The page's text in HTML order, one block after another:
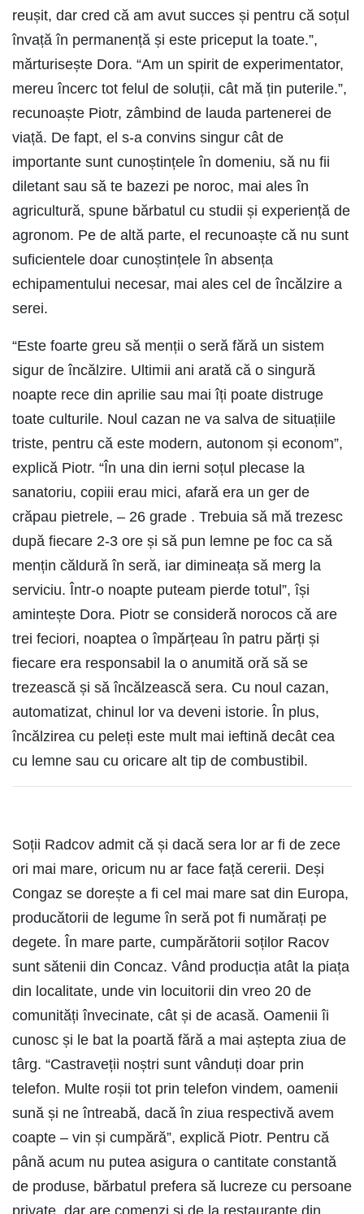
reușit, dar cred că am avut succes și pentru că soțul
învață în permanență și este priceput la toate.”,
mărturisește Dora. “Am un spirit de experimentator,
mereu încerc tot felul de soluții, cât mă țin puterile.”,
recunoaște Piotr, zâmbind de lauda partenerei de
viață. De fapt, el s-a convins singur cât de
importante sunt cunoștințele în domeniu, să nu fii
diletant sau să te bazezi pe noroc, mai ales în
agricultură, spune bărbatul cu studii și experiență de
agronom. Pe de altă parte, el recunoaște că nu sunt
suficientele doar cunoștințele în absența
echipamentului necesar, mai ales cel de încălzire a
serei.
“Este foarte greu să menții o seră fără un sistem
sigur de încălzire. Ultimii ani arată că o singură
noapte rece din aprilie sau mai îți poate distruge
toate culturile. Noul cazan ne va salva de situațiile
triste, pentru că este modern, autonom și econom”,
explică Piotr. “În una din ierni soțul plecase la
sanatoriu, copiii erau mici, afară era un ger de
crăpau pietrele, – 26 grade . Trebuia să mă trezesc
după fiecare 2-3 ore și să pun lemne pe foc ca să
mențin căldură în seră, iar dimineața să merg la
serviciu. Într-o noapte puteam pierde totul”, își
amintește Dora. Piotr se consideră norocos că are
trei feciori, noaptea o împărțeau în patru părți și
fiecare era responsabil la o anumită oră să se
trezească și să încălzească sera. Cu noul cazan,
automatizat, chinul lor va deveni istorie. În plus,
încălzirea cu peleți este mult mai ieftină decât cea
cu lemne sau cu oricare alt tip de combustibil.
Soții Radcov admit că și dacă sera lor ar fi de zece
ori mai mare, oricum nu ar face față cererii. Deși
Congaz se dorește a fi cel mai mare sat din Europa,
producătorii de legume în seră pot fi numărați pe
degete. În mare parte, cumpărătorii soților Racov
sunt sătenii din Concaz. Vând producția atât la piața
din localitate, unde vin locuitorii din vreo 20 de
comunități învecinate, cât și de acasă. Oamenii îi
cunosc și le bat la poartă fără a mai aștepta ziua de
târg. “Castraveții noștri sunt vânduți doar prin
telefon. Multe roșii tot prin telefon vindem, oamenii
sună și ne întreabă, dacă în ziua respectivă avem
coapte – vin și cumpără”, explică Piotr. Pentru că
până acum nu putea asigura o cantitate constantă
de produse, bărbatul prefera să lucreze cu persoane
private, dar are comenzi și de la restaurante din